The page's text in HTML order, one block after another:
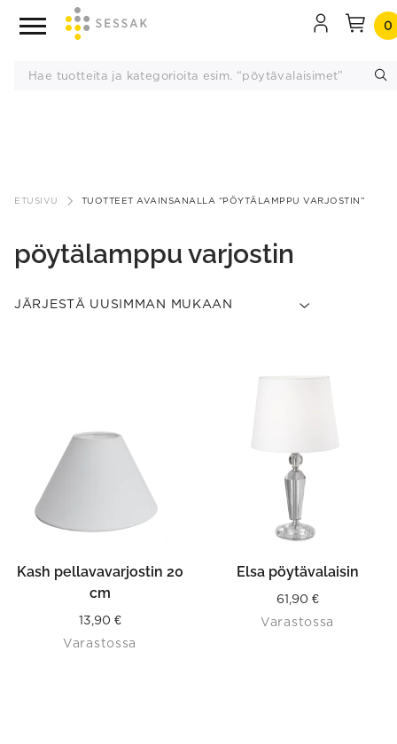
sisältöön
0
ETUSIVU TUOTTEET AVAINSANALLA “PÖYTÄLAMPPU VARJOSTIN”
pöytälamppu varjostin
Kash pellavavarjostin 20
cm
13,90 €
Varastossa
Elsa pöytävalaisin
61,90 €
Varastossa